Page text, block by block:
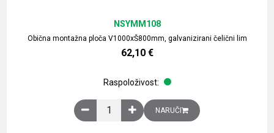
Obična montažna ploča V1000xŠ800mm, galvanizirani čelični lim
NSYMM108
62,10 €
Raspoloživost:
Obična montažna ploča V1000xŠ800mm,
NARUČI